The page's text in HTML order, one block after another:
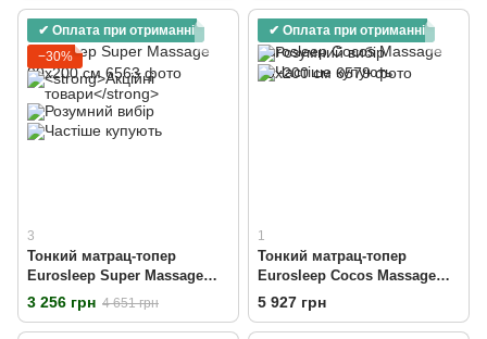
✔ Оплата при отриманні
−30%
3
Тонкий матрац-топер
Eurosleep Super Massage
90х200 см
3 256 грн 4 651 грн
✔ Оплата при отриманні
1
Тонкий матрац-топер
Eurosleep Cocos Massage
90х200 см
5 927 грн